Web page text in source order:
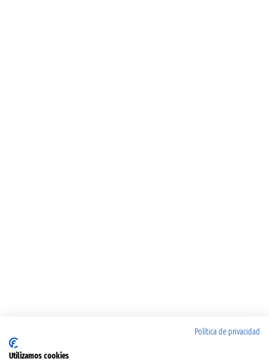
Política de privacidad
Utilizamos cookies